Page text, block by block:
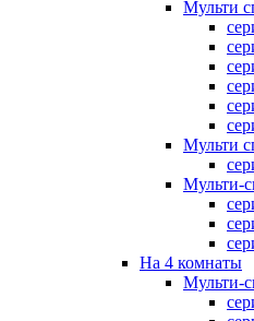
Мульти
Мульти
Мульти-
На 4 комнаты
Мульти-